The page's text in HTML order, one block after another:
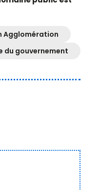
Agglomération
du gouvernement